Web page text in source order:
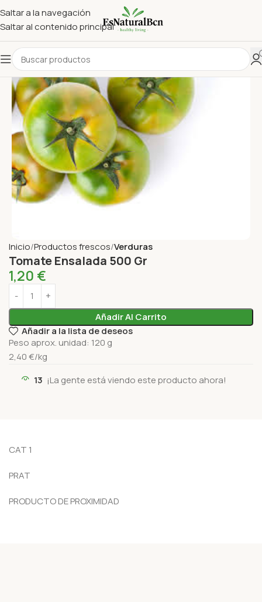
Saltar a la navegación
Saltar al contenido principal
Inicio Productos frescos Verduras
Tomate Ensalada 500 Gr
1,20 €
Añadir Al Carrito
Añadir a la lista de deseos
Peso aprox. unidad: 120 g
2,40 €/kg
13 ¡La gente está viendo este producto ahora!
CAT 1
PRAT
PRODUCTO DE PROXIMIDAD